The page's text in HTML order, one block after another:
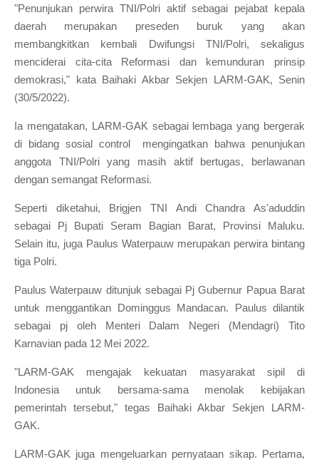
"Penunjukan perwira TNI/Polri aktif sebagai pejabat kepala
daerah merupakan preseden buruk yang akan
membangkitkan kembali Dwifungsi TNI/Polri, sekaligus
menciderai cita-cita Reformasi dan kemunduran prinsip
demokrasi," kata Baihaki Akbar Sekjen LARM-GAK, Senin
(30/5/2022).
Ia mengatakan, LARM-GAK sebagai lembaga yang bergerak
di bidang sosial control mengingatkan bahwa penunjukan
anggota TNI/Polri yang masih aktif bertugas, berlawanan
dengan semangat Reformasi.
Seperti diketahui, Brigjen TNI Andi Chandra As'aduddin
sebagai Pj Bupati Seram Bagian Barat, Provinsi Maluku.
Selain itu, juga Paulus Waterpauw merupakan perwira bintang
tiga Polri.
Paulus Waterpauw ditunjuk sebagai Pj Gubernur Papua Barat
untuk menggantikan Dominggus Mandacan. Paulus dilantik
sebagai pj oleh Menteri Dalam Negeri (Mendagri) Tito
Karnavian pada 12 Mei 2022.
"LARM-GAK mengajak kekuatan masyarakat sipil di
Indonesia untuk bersama-sama menolak kebijakan
pemerintah tersebut," tegas Baihaki Akbar Sekjen LARM-
GAK.
LARM-GAK juga mengeluarkan pernyataan sikap. Pertama,